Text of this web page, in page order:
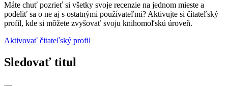
Máte chuť pozrieť si všetky svoje recenzie na jednom mieste a
podeliť sa o ne aj s ostatnými používateľmi? Aktivujte si čítateľský
profil, kde si môžete zvyšovať svoju knihomoľskú úroveň.
Aktivovať čitateľský profil
Sledovať titul